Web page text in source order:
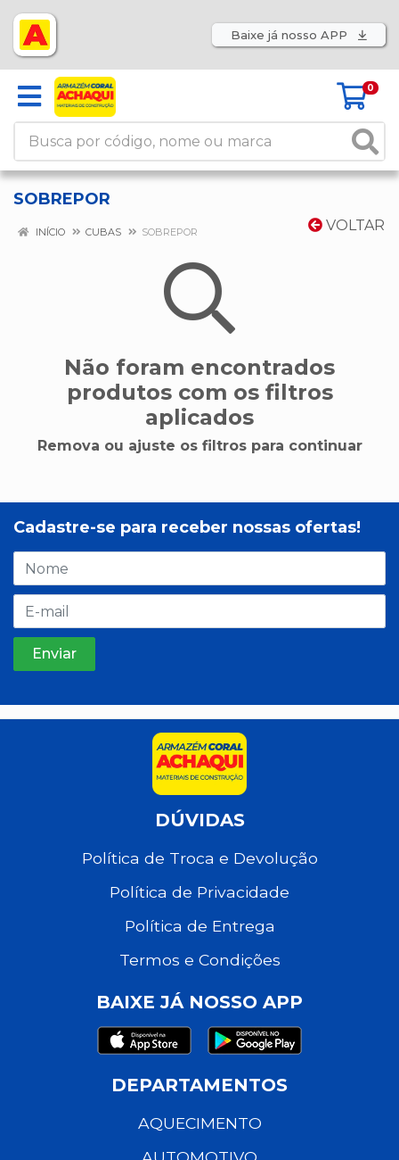
Baixe já nosso APP
0
SOBREPOR
VOLTAR
INÍCIO CUBAS SOBREPOR
Não foram encontrados
produtos com os filtros
aplicados
Remova ou ajuste os filtros para continuar
Cadastre-se para receber nossas ofertas!
DÚVIDAS
Política de Troca e Devolução
Política de Privacidade
Política de Entrega
Termos e Condições
BAIXE JÁ NOSSO APP
DEPARTAMENTOS
AQUECIMENTO